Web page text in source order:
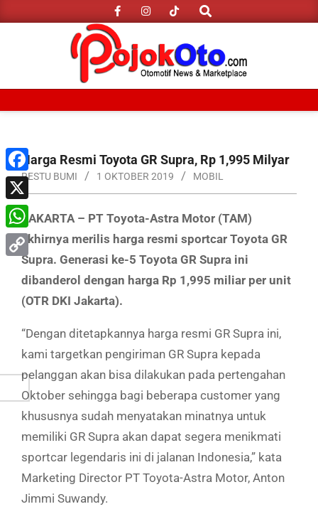
to
Search
MenuHarga Resmi Toyota GR Supra, Rp 1,995 Milyar
RESTU BUMI 1 OKTOBER 2019 MOBIL
JAKARTA – PT Toyota-Astra Motor (TAM)
akhirnya merilis harga resmi sportcar Toyota GR
Supra. Generasi ke-5 Toyota GR Supra ini
dibanderol dengan harga Rp 1,995 miliar per unit
(OTR DKI Jakarta).
“Dengan ditetapkannya harga resmi GR Supra ini,
kami targetkan pengiriman GR Supra kepada
pelanggan akan bisa dilakukan pada pertengahan
Oktober sehingga bagi beberapa customer yang
khususnya sudah menyatakan minatnya untuk
memiliki GR Supra akan dapat segera menikmati
sportcar legendaris ini di jalanan Indonesia,” kata
Marketing Director PT Toyota-Astra Motor, Anton
Jimmi Suwandy.
Facebook
X
WhatsApp
Copy